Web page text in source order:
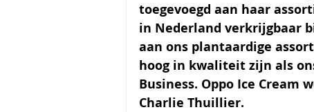
toegevoegd aan haar
in Nederland verkrijgbaar
aan ons plantaardige
hoog in kwaliteit zijn als
Business. Oppo Ice Cream
Charlie Thuillier.